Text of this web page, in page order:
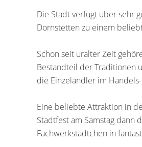
Die Stadt verfügt über sehr
Dornstetten zu einem
Schon seit uralter Zeit
Bestandteil der Traditionen
die Einzeländler im
Eine beliebte Attraktion in
Stadtfest am Samstag
Fachwerkstädtchen in